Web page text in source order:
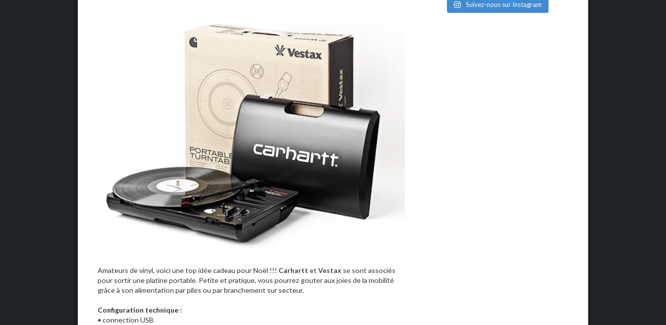
Amateurs de vinyl, voici une top idée cadeau pour Noël !!! Carhartt et Vestax se sont associés
pour sortir une platine portable. Petite et pratique, vous pourrez gouter aux joies de la mobilité
grâce à son alimentation par piles ou par branchement sur secteur.
Configuration technique :
• connection USB
Suivez-nous sur Instagram